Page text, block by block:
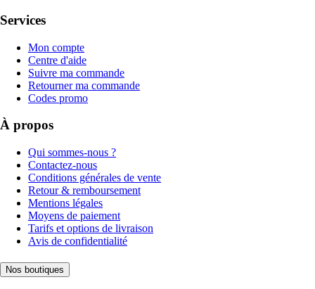
Services
Mon compte
Centre d'aide
Suivre ma commande
Retourner ma commande
Codes promo
À propos
Qui sommes-nous ?
Contactez-nous
Conditions générales de vente
Retour & remboursement
Mentions légales
Moyens de paiement
Tarifs et options de livraison
Avis de confidentialité
Nos boutiques